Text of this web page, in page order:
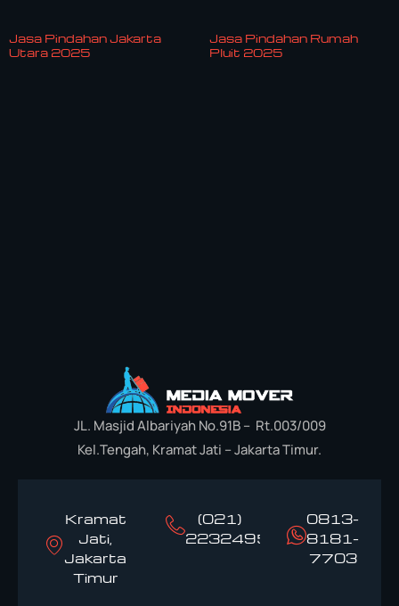
Jasa Pindahan Jakarta
Utara 2025
Jasa Pindahan Rumah
Pluit 2025
JL. Masjid Albariyah No.91B – Rt.003/009
Kel.Tengah, Kramat Jati – Jakarta Timur.
Kramat
Jati,
Jakarta
Timur
(021)
22324958
0813-
8181-
7703